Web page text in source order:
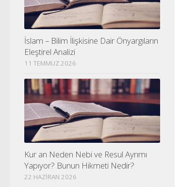
İslam – Bilim İlişkisine Dair Önyargıların
Eleştirel Analizi
11 TEMMUZ 2026
Kur an Neden Nebi ve Resul Ayrımı
Yapıyor? Bunun Hikmeti Nedir?
22 HAZIRAN 2026